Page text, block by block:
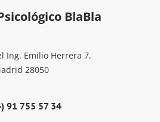
BlaBla
Ing. Emilio Herrera 7,
28050
91 755 57 34